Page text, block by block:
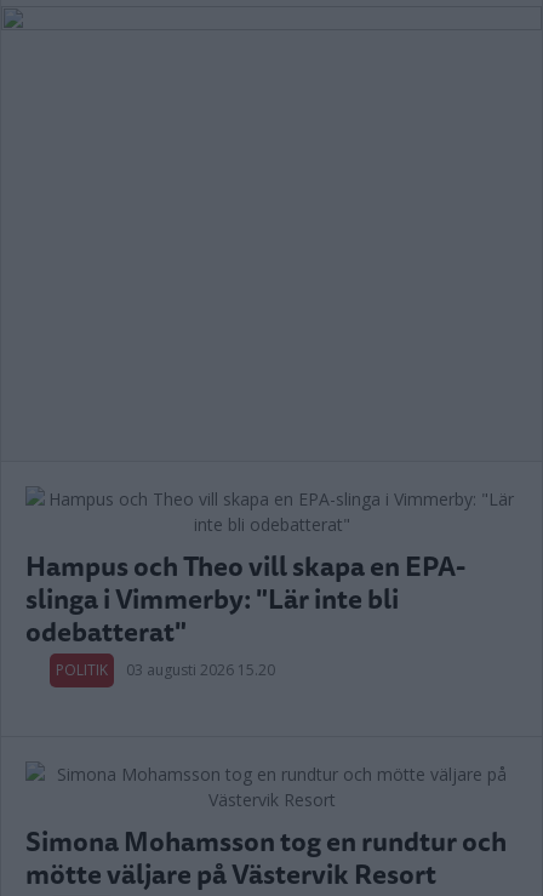
Hampus och Theo vill skapa en EPA-
slinga i Vimmerby: "Lär inte bli
odebatterat"
POLITIK 03 augusti 2026 15.20
Simona Mohamsson tog en rundtur och
mötte väljare på Västervik Resort